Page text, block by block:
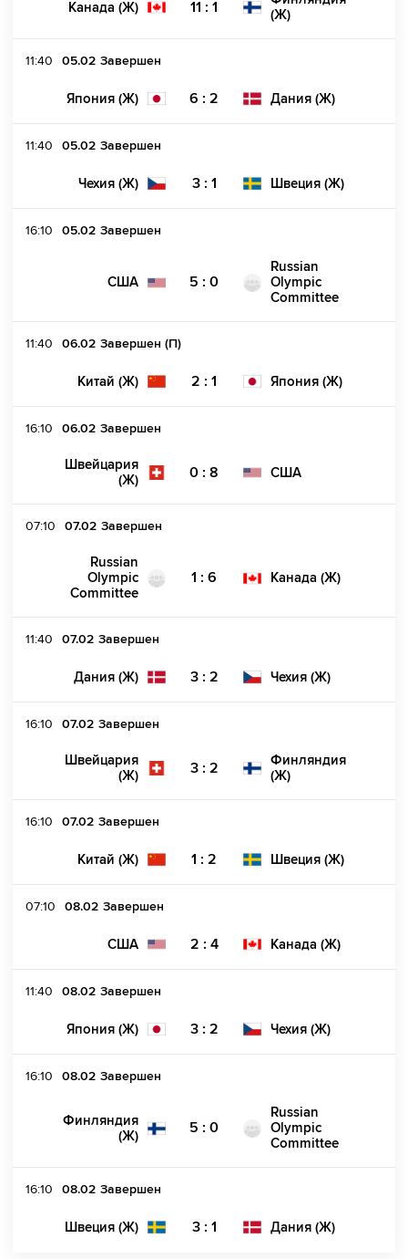
Канада (Ж) 11 : 1
(Ж)
11:40 05.02 Завершен
Япония (Ж) 6 : 2 Дания (Ж)
11:40 05.02 Завершен
Чехия (Ж) 3 : 1 Швеция (Ж)
16:10 05.02 Завершен
США 5 : 0
Russian
Olympic
Committee
11:40 06.02 Завершен (П)
Китай (Ж) 2 : 1 Япония (Ж)
16:10 06.02 Завершен
Швейцария
(Ж)
0 : 8 США
07:10 07.02 Завершен
Russian
Olympic
Committee
1 : 6 Канада (Ж)
11:40 07.02 Завершен
Дания (Ж) 3 : 2 Чехия (Ж)
16:10 07.02 Завершен
Швейцария
(Ж)
3 : 2
Финляндия
(Ж)
16:10 07.02 Завершен
Китай (Ж) 1 : 2 Швеция (Ж)
07:10 08.02 Завершен
США 2 : 4 Канада (Ж)
11:40 08.02 Завершен
Япония (Ж) 3 : 2 Чехия (Ж)
16:10 08.02 Завершен
Финляндия
(Ж)
5 : 0
Russian
Olympic
Committee
16:10 08.02 Завершен
Швеция (Ж) 3 : 1 Дания (Ж)